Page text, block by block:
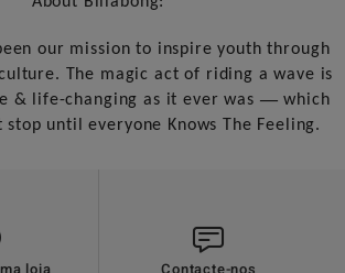
our mission to inspire youth through
The magic act of riding a wave is
& life-changing as it ever was — which
stop until everyone Knows The Feeling.